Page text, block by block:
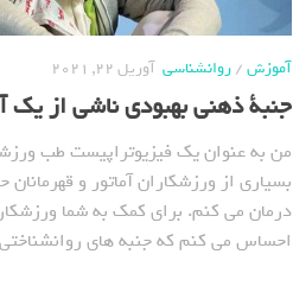
آموزش/روانشناسی آوریل 22, 2021
جنبة ذهنی بهبودی ناشی از
من به عنوان یک فیزیوتراپیست طب
بسیاری از ورزشکاران آماتور و قهرمانان
درمان می کنم. برای کمک به شما
احساس می کنم که جنبه های